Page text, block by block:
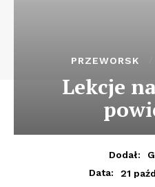
PRZEWORSK
Lekcje
Dodał:
Data:
21